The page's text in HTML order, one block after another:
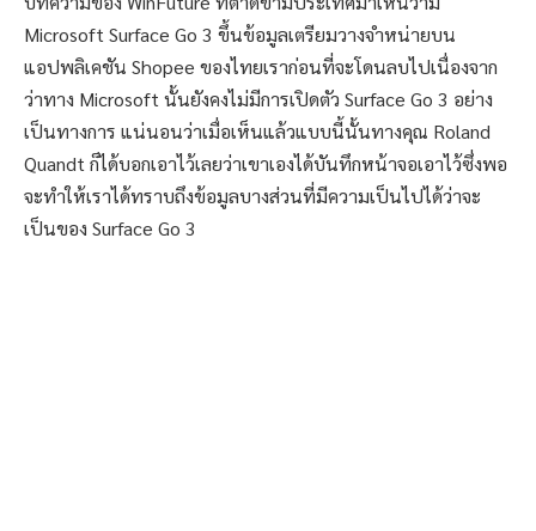
Microsoft Surface Go 3 ขึ้นข้อมูลเตรียมวางจำหน่ายบน
แอปพลิเคชัน Shopee ของไทยเราก่อนที่จะโดนลบไปเนื่องจาก
ว่าทาง Microsoft นั้นยังคงไม่มีการเปิดตัว Surface Go 3 อย่าง
เป็นทางการ แน่นอนว่าเมื่อเห็นแล้วแบบนี้นั้นทางคุณ Roland
Quandt ก็ได้บอกเอาไว้เลยว่าเขาเองได้บันทึกหน้าจอเอาไว้ซึ่งพอ
จะทำให้เราได้ทราบถึงข้อมูลบางส่วนที่มีความเป็นไปได้ว่าจะ
เป็นของ Surface Go 3